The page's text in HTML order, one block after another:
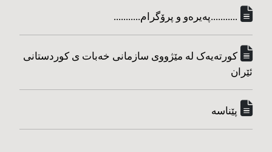
...........په‌یره‌و و پرۆگرام...........
کورته‌یه‌ک له مێژووی سازمانی خه‌بات ی کوردستانی
ئێران
پێناسه‌